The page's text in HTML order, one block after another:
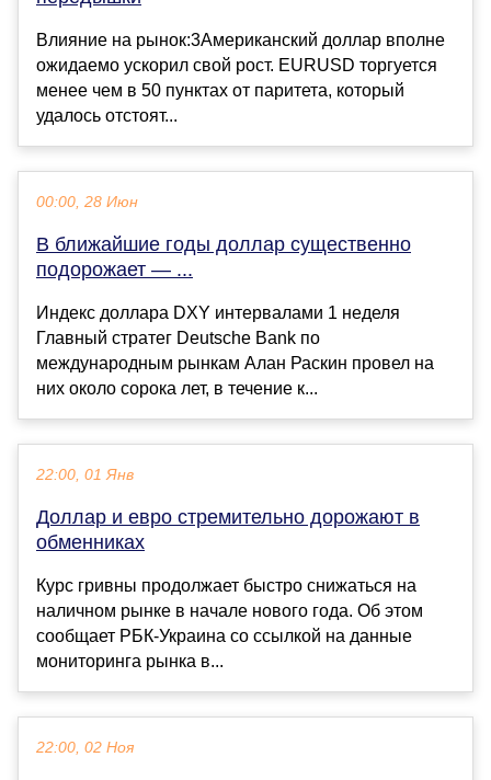
Влияние на рынок:3Американский доллар вполне
ожидаемо ускорил свой рост. EURUSD торгуется
менее чем в 50 пунктах от паритета, который
удалось отстоят...
00:00, 28 Июн
В ближайшие годы доллар существенно
подорожает — ...
Индекс доллара DXY интервалами 1 неделя
Главный стратег Deutsche Bank по
международным рынкам Алан Раскин провел на
них около сорока лет, в течение к...
22:00, 01 Янв
Доллар и евро стремительно дорожают в
обменниках
Курс гривны продолжает быстро снижаться на
наличном рынке в начале нового года. Об этом
сообщает РБК-Украина со ссылкой на данные
мониторинга рынка в...
22:00, 02 Ноя